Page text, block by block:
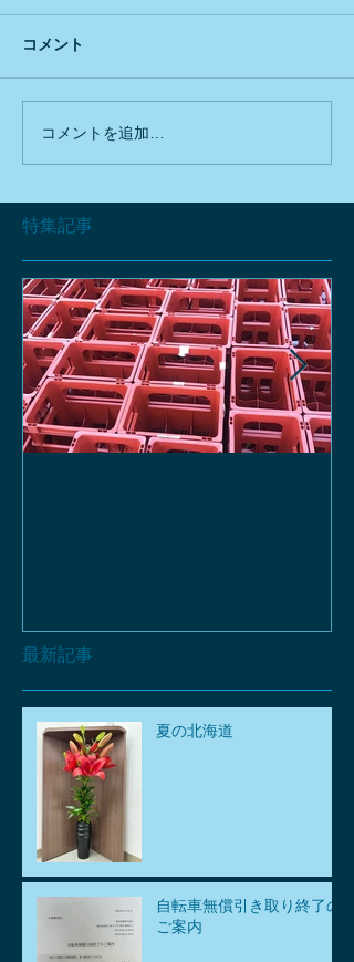
最新記事
特集記事
コメント
コメントを追加…
夏の北海道
自転車無償引き取り終了の
ご案内